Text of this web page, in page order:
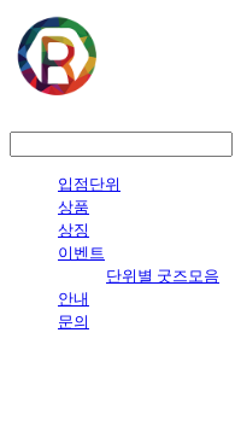
입점단위
상품
상징
이벤트
단위별 굿즈모음
안내
문의